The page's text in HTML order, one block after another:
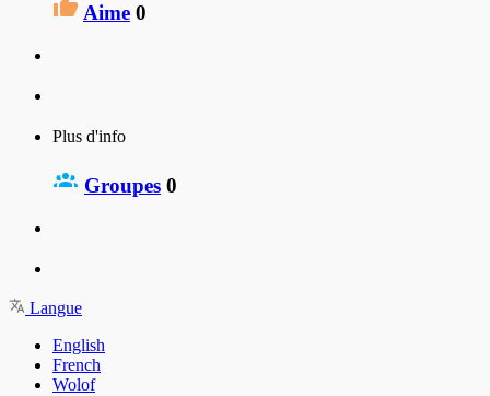
Aime 0
Plus d'info
Groupes 0
Langue
English
French
Wolof